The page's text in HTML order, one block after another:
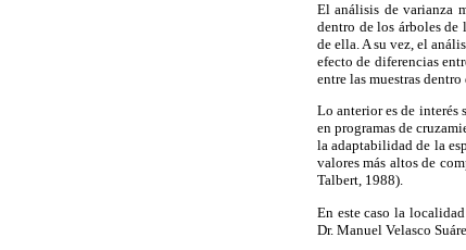
El análisis de varianza
dentro de los árboles de
de ella. A su vez, el
efecto de diferencias
entre las muestras
Lo anterior es de interés
en programas de
la adaptabilidad de la
valores más altos de
Talbert, 1988).
En este caso la
Dr. Manuel Velasco